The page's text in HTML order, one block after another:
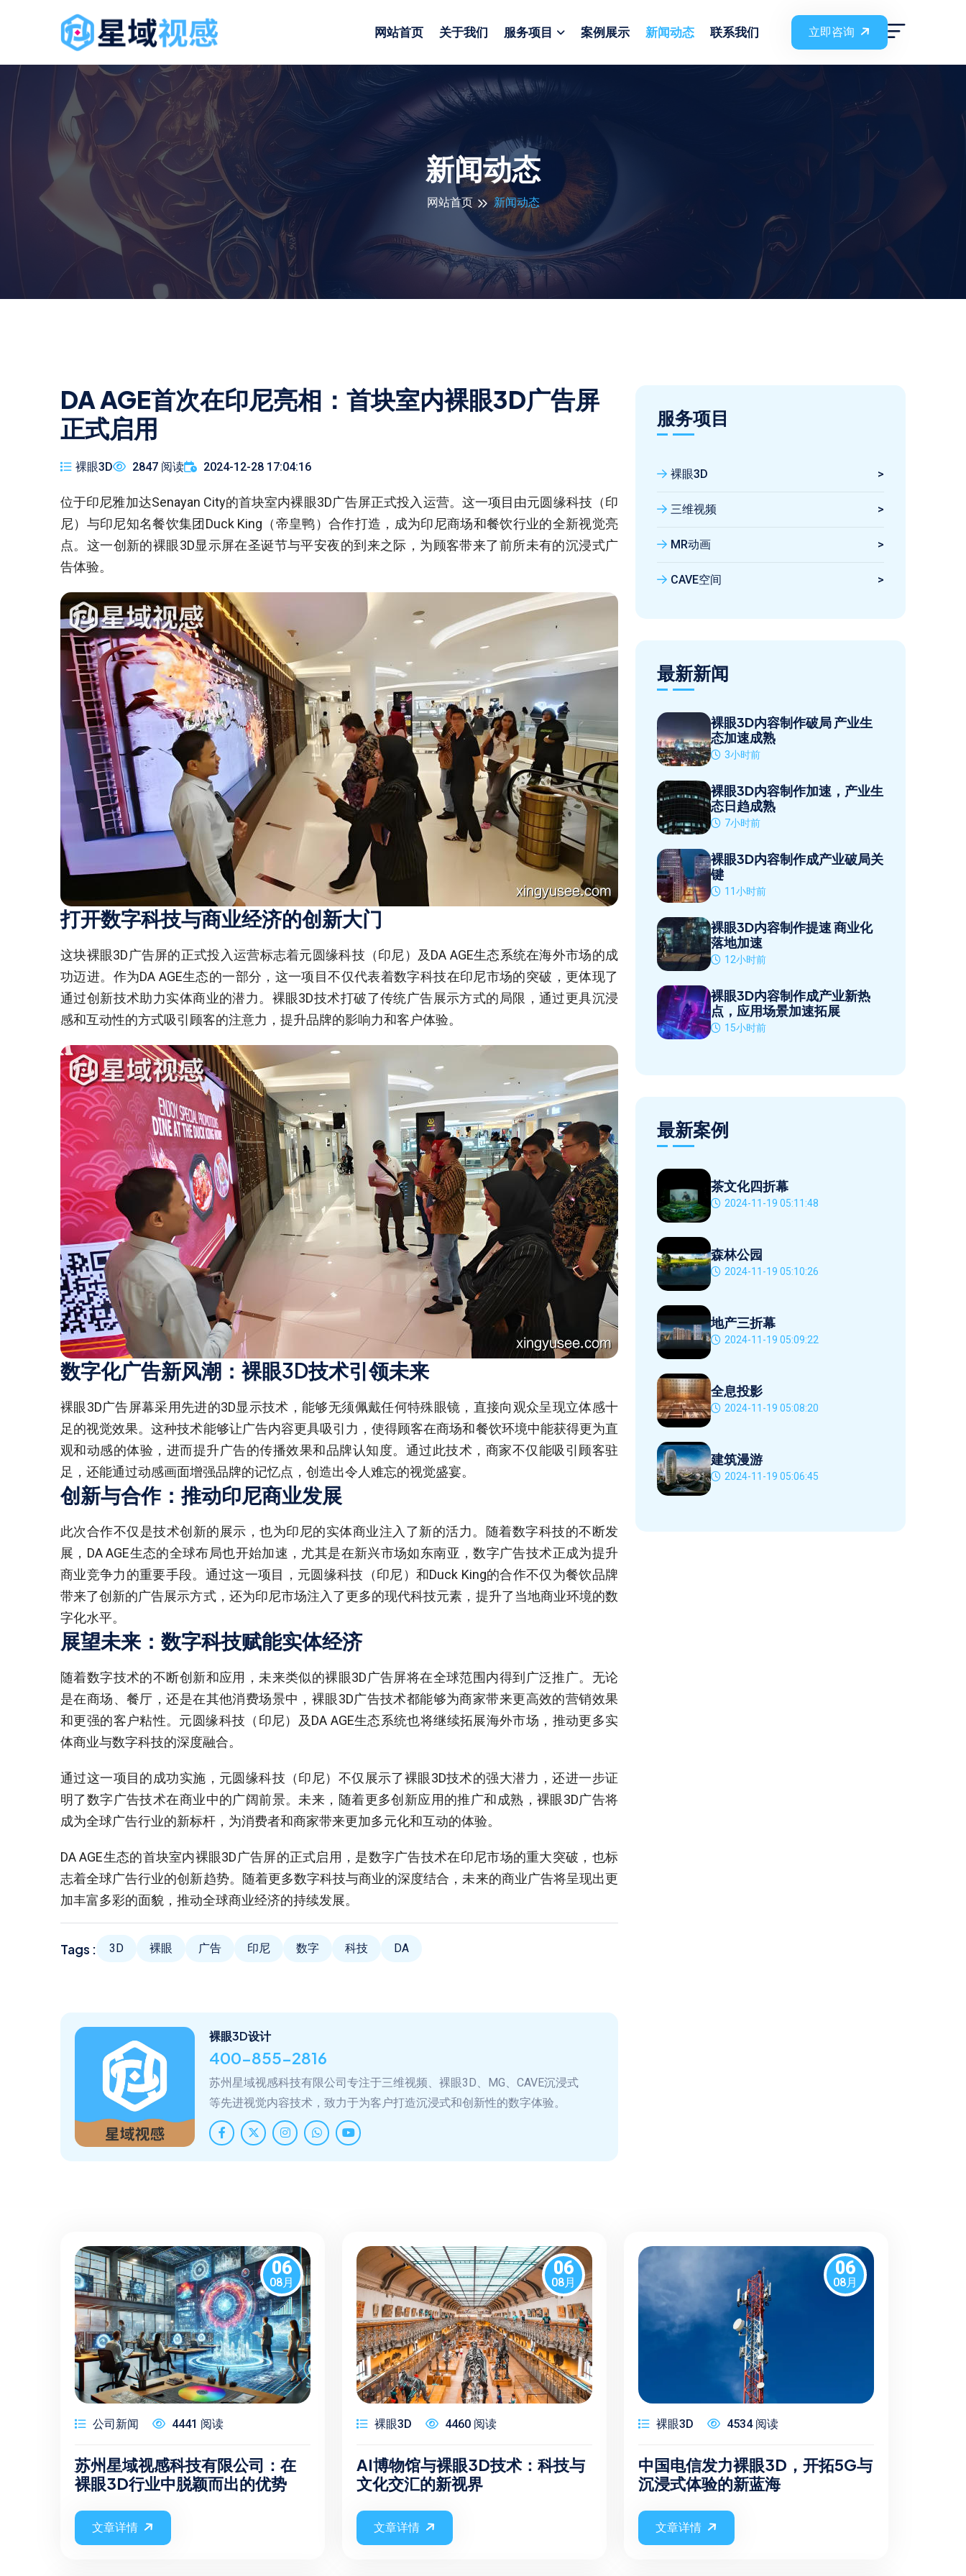
网站首页 关于我们 服务项目 案例展示 新闻动态 联系我们 立即咨询
新闻动态
网站首页 新闻动态
DA AGE首次在印尼亮相：首块室内裸眼3D广告屏
正式启用
裸眼3D 2847 阅读 2024-12-28 17:04:16
位于印尼雅加达Senayan City的首块室内裸眼3D广告屏正式投入运营。这一项目由元圆缘科技（印
尼）与印尼知名餐饮集团Duck King（帝皇鸭）合作打造，成为印尼商场和餐饮行业的全新视觉亮
点。这一创新的裸眼3D显示屏在圣诞节与平安夜的到来之际，为顾客带来了前所未有的沉浸式广
告体验。
打开数字科技与商业经济的创新大门
这块裸眼3D广告屏的正式投入运营标志着元圆缘科技（印尼）及DA AGE生态系统在海外市场的成
功迈进。作为DA AGE生态的一部分，这一项目不仅代表着数字科技在印尼市场的突破，更体现了
通过创新技术助力实体商业的潜力。裸眼3D技术打破了传统广告展示方式的局限，通过更具沉浸
感和互动性的方式吸引顾客的注意力，提升品牌的影响力和客户体验。
数字化广告新风潮：裸眼3D技术引领未来
裸眼3D广告屏幕采用先进的3D显示技术，能够无须佩戴任何特殊眼镜，直接向观众呈现立体感十
足的视觉效果。这种技术能够让广告内容更具吸引力，使得顾客在商场和餐饮环境中能获得更为直
观和动感的体验，进而提升广告的传播效果和品牌认知度。通过此技术，商家不仅能吸引顾客驻
足，还能通过动感画面增强品牌的记忆点，创造出令人难忘的视觉盛宴。
创新与合作：推动印尼商业发展
此次合作不仅是技术创新的展示，也为印尼的实体商业注入了新的活力。随着数字科技的不断发
展，DA AGE生态的全球布局也开始加速，尤其是在新兴市场如东南亚，数字广告技术正成为提升
商业竞争力的重要手段。通过这一项目，元圆缘科技（印尼）和Duck King的合作不仅为餐饮品牌
带来了创新的广告展示方式，还为印尼市场注入了更多的现代科技元素，提升了当地商业环境的数
字化水平。
展望未来：数字科技赋能实体经济
随着数字技术的不断创新和应用，未来类似的裸眼3D广告屏将在全球范围内得到广泛推广。无论
是在商场、餐厅，还是在其他消费场景中，裸眼3D广告技术都能够为商家带来更高效的营销效果
和更强的客户粘性。元圆缘科技（印尼）及DA AGE生态系统也将继续拓展海外市场，推动更多实
体商业与数字科技的深度融合。
通过这一项目的成功实施，元圆缘科技（印尼）不仅展示了裸眼3D技术的强大潜力，还进一步证
明了数字广告技术在商业中的广阔前景。未来，随着更多创新应用的推广和成熟，裸眼3D广告将
成为全球广告行业的新标杆，为消费者和商家带来更加多元化和互动的体验。
DA AGE生态的首块室内裸眼3D广告屏的正式启用，是数字广告技术在印尼市场的重大突破，也标
志着全球广告行业的创新趋势。随着更多数字科技与商业的深度结合，未来的商业广告将呈现出更
加丰富多彩的面貌，推动全球商业经济的持续发展。
Tags : 3D 裸眼 广告 印尼 数字 科技 DA
裸眼3D设计
400-855-2816
苏州星域视感科技有限公司专注于三维视频、裸眼3D、MG、CAVE沉浸式
等先进视觉内容技术，致力于为客户打造沉浸式和创新性的数字体验。
服务项目
裸眼3D >
三维视频 >
MR动画 >
CAVE空间 >
最新新闻
裸眼3D内容制作破局 产业生
态加速成熟
3小时前
裸眼3D内容制作加速，产业生
态日趋成熟
7小时前
裸眼3D内容制作成产业破局关
键
11小时前
裸眼3D内容制作提速 商业化
落地加速
12小时前
裸眼3D内容制作成产业新热
点，应用场景加速拓展
15小时前
最新案例
茶文化四折幕
2024-11-19 05:11:48
森林公园
2024-11-19 05:10:26
地产三折幕
2024-11-19 05:09:22
全息投影
2024-11-19 05:08:20
建筑漫游
2024-11-19 05:06:45
06
08月
公司新闻 4441 阅读
苏州星域视感科技有限公司：在
裸眼3D行业中脱颖而出的优势
文章详情
06
08月
裸眼3D 4460 阅读
AI博物馆与裸眼3D技术：科技与
文化交汇的新视界
文章详情
06
08月
裸眼3D 4534 阅读
中国电信发力裸眼3D，开拓5G与
沉浸式体验的新蓝海
文章详情